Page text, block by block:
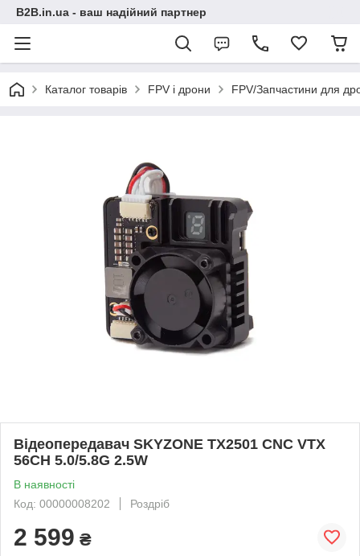
B2B.in.ua - ваш надійний партнер
Каталог товарів FPV і дрони FPV/Запчастини для
Відеопередавач SKYZONE TX2501 CNC VTX
56CH 5.0/5.8G 2.5W
В наявності
Код: 00000008202
Роздріб
2 599 ₴